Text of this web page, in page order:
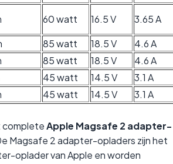
60 watt 16.5 V
3.65 A
85 watt 18.5 V
4.6 A
85 watt 18.5 V
4.6 A
45 watt 14.5 V
3.1 A
45 watt 14.5 V 3.1 A
completeApple Magsafe 2 adapter-
Magsafe 2 adapter-opladers zijn het
oplader van Apple en worden